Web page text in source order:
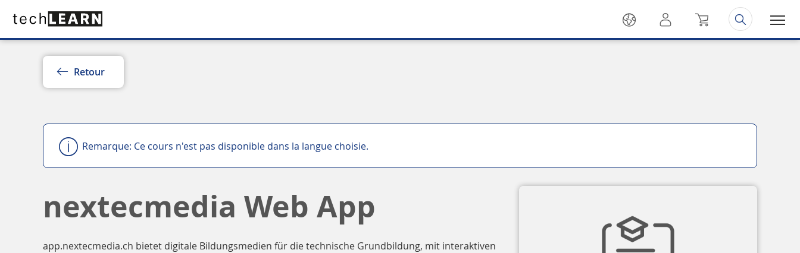
Retour
Remarque: Ce cours n'est pas disponible dans la langue choisie.
nextecmedia Web App
app.nextecmedia.ch bietet digitale Bildungsmedien für die technische Grundbildung, mit interaktiven